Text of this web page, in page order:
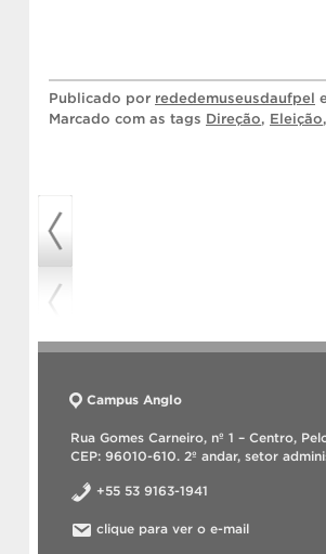
Publicado por rededemuseusdaufpel
Marcado com as tags Direção, Eleição,
Campus Anglo
Rua Gomes Carneiro, nº 1 – Centro,
CEP: 96010-610. 2º andar, setor
+55 53 9163-1941
clique para ver o e-mail